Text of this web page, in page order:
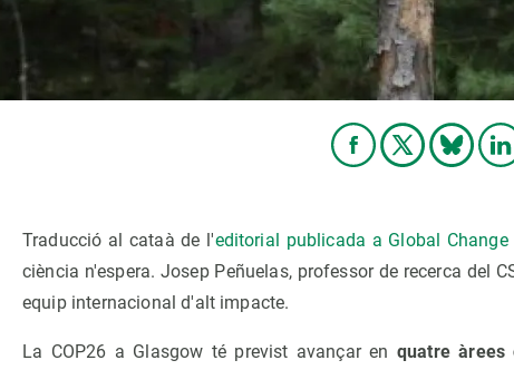
Traducció al cataà de l'editorial publicada a Global Change
ciència n'espera. Josep Peñuelas, professor de recerca del
equip internacional d'alt impacte.
La COP26 a Glasgow té previst avançar en quatre àrees